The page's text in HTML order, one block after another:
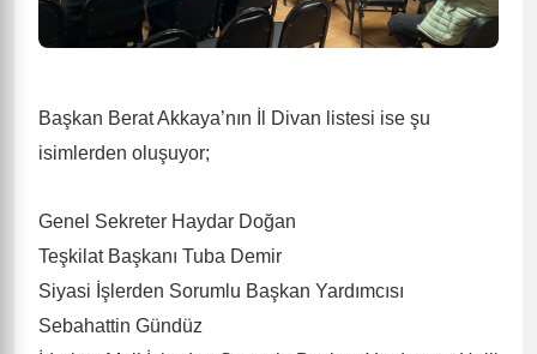
Başkan Berat Akkaya’nın İl Divan listesi ise şu
isimlerden oluşuyor;
Genel Sekreter Haydar Doğan
Teşkilat Başkanı Tuba Demir
Siyasi İşlerden Sorumlu Başkan Yardımcısı
Sebahattin Gündüz